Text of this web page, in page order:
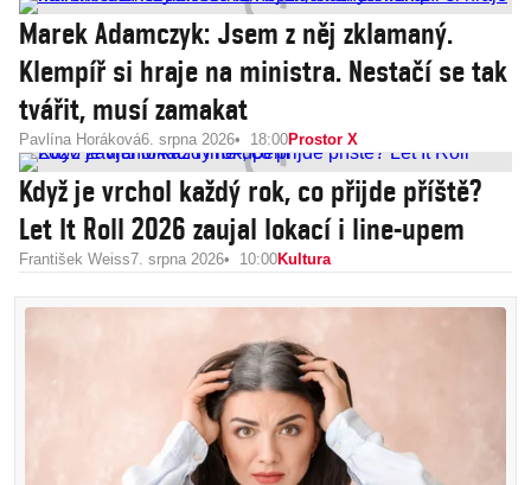
Marek Adamczyk: Jsem z něj zklamaný.
Klempíř si hraje na ministra. Nestačí se tak
tvářit, musí zamakat
Pavlína Horáková6. srpna 2026 18:00Prostor X
Když je vrchol každý rok, co přijde příště?
Let It Roll 2026 zaujal lokací i line-upem
František Weiss7. srpna 2026 10:00Kultura